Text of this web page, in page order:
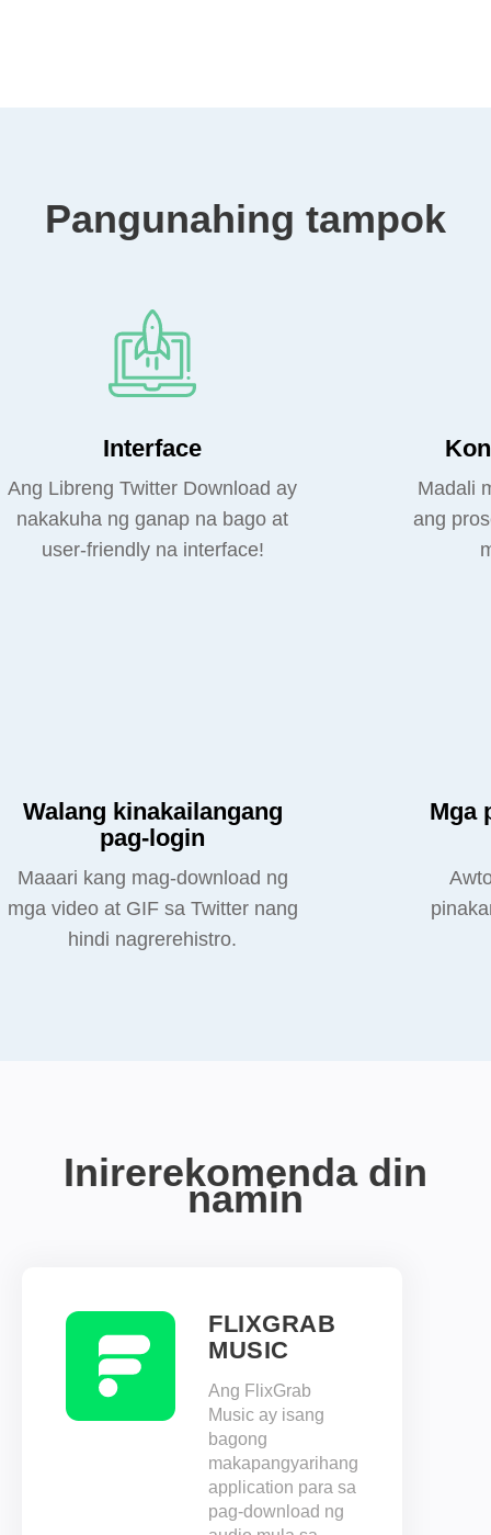
Pangunahing tampok
Interface
Ang Libreng Twitter Download ay
nakakuha ng ganap na bago at
user-friendly na interface!
Madali
ang
Walang kinakailangang
pag-login
Maaari kang mag-download ng
mga video at GIF sa Twitter nang
hindi nagrerehistro.
Mga
Inirerekomenda din
namin
FLIXGRAB
MUSIC
Ang FlixGrab
Music ay isang
bagong
makapangyarihang
application para sa
pag-download ng